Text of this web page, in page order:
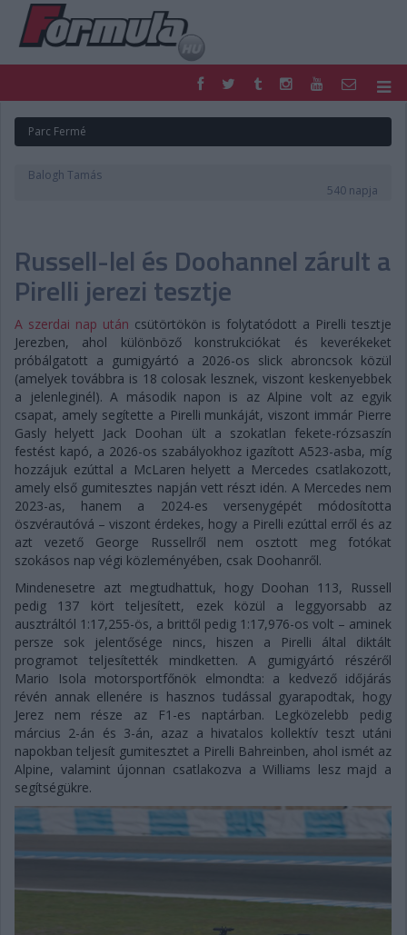
FORMULA
MOTOR
NEMZETKÖZI
DIGITÁLIS MAGAZIN
PONTÁLLÁSOK
Parc Fermé
Balogh Tamás
540 napja
Russell-lel és Doohannel zárult a
Pirelli jerezi tesztje
A szerdai nap után csütörtökön is folytatódott a Pirelli tesztje
Jerezben, ahol különböző konstrukciókat és keverékeket
próbálgatott a gumigyártó a 2026-os slick abroncsok közül
(amelyek továbbra is 18 colosak lesznek, viszont keskenyebbek
a jelenleginél). A második napon is az Alpine volt az egyik
csapat, amely segítette a Pirelli munkáját, viszont immár Pierre
Gasly helyett Jack Doohan ült a szokatlan fekete-rózsaszín
festést kapó, a 2026-os szabályokhoz igazított A523-asba, míg
hozzájuk ezúttal a McLaren helyett a Mercedes csatlakozott,
amely első gumitesztes napján vett részt idén. A Mercedes nem
2023-as, hanem a 2024-es versenygépét módosította
öszvérautóvá – viszont érdekes, hogy a Pirelli ezúttal erről és az
azt vezető George Russellről nem osztott meg fotókat
szokásos nap végi közleményében, csak Doohanről.
Mindenesetre azt megtudhattuk, hogy Doohan 113, Russell
pedig 137 kört teljesített, ezek közül a leggyorsabb az
ausztráltól 1:17,255-ös, a brittől pedig 1:17,976-os volt – aminek
persze sok jelentősége nincs, hiszen a Pirelli által diktált
programot teljesítették mindketten. A gumigyártó részéről
Mario Isola motorsportfőnök elmondta: a kedvező időjárás
révén annak ellenére is hasznos tudással gyarapodtak, hogy
Jerez nem része az F1-es naptárban. Legközelebb pedig
március 2-án és 3-án, azaz a hivatalos kollektív teszt utáni
napokban teljesít gumitesztet a Pirelli Bahreinben, ahol ismét az
Alpine, valamint újonnan csatlakozva a Williams lesz majd a
segítségükre.